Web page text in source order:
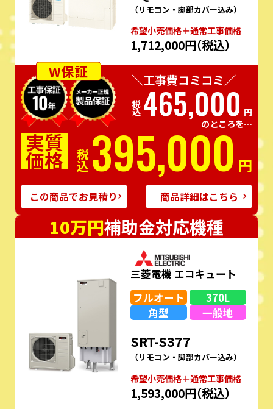
（リモコン・脚部カバー込み）
希望⼩売価格＋通常⼯事価格
1,712,000円（税込）
W保証
＼工事費コミコミ／
税込465,000 円
のところを…
実質
価格 税込395,000 円
この商品でお見積り 商品詳細はこちら
10万円補助金対応機種
三菱電機 エコキュート
フルオート
370L
角型
一般地
SRT-S377
（リモコン・脚部カバー込み）
希望⼩売価格＋通常⼯事価格
1,593,000円（税込）